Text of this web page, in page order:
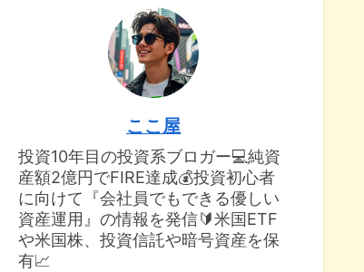
ここ屋
投資10年目の投資系ブロガー💻純資
産額2億円でFIRE達成💰投資初心者
に向けて『会社員でもできる優しい
資産運用』の情報を発信🔰米国ETF
や米国株、投資信託や暗号資産を保
有📈